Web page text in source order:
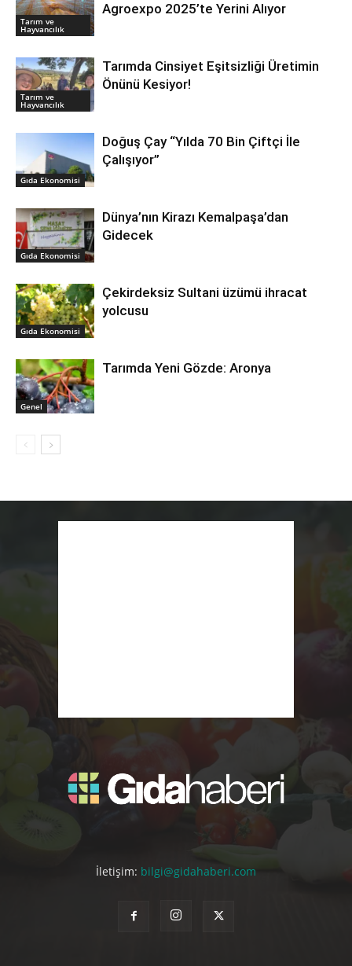
Tarım ve
Hayvancılık
Agroexpo 2025’te Yerini Alıyor
Tarım ve
Hayvancılık
Tarımda Cinsiyet Eşitsizliği Üretimin
Önünü Kesiyor!
Gıda Ekonomisi
Doğuş Çay “Yılda 70 Bin Çiftçi İle
Çalışıyor”
Gıda Ekonomisi
Dünya’nın Kirazı Kemalpaşa’dan
Gidecek
Gıda Ekonomisi
Çekirdeksiz Sultani üzümü ihracat
yolcusu
Genel
Tarımda Yeni Gözde: Aronya
İletişim: bilgi@gidahaberi.com